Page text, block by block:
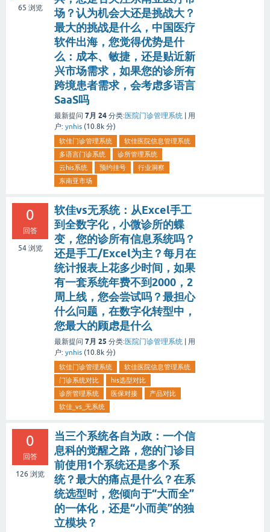
65 浏览
场？认为机会大还是挑战大？
最大的挑战是什么，中国医疗
软件出海，您觉得优势是什
么：成本、敏捷，还是贴近新
兴市场需求，如果您的诊所有
跨境患者需求，会考虑多语言
SaaS吗
最新提问 7月 24 分类:医院门诊管理系统
用
户: ynhis (10.8k 分)
软佳门诊管理系统
软佳医院信息管理系统
多语言门诊系统
诊所管理系统
云his系统
预约挂号
行业洞察
东南亚市场
0
回答
54浏览
软佳vs无系统：从Excel手工
到全数字化，小微诊所的蝶
变，您的诊所有信息系统吗？
还是手工/Excel为主？每月在
统计报表上花多少时间，如果
有一套系统年费不到2000，2
周上线，您会尝试吗？最担心
什么问题，在数字化转型中，
您最大的顾虑是什么
最新提问 7月 25 分类:医院门诊管理系统
用
户: ynhis (10.8k 分)
软佳门诊管理系统
软佳医院信息管理系统
门诊系统对比
his选型对比
诊所管理系统
医保对接
产品对比
软佳_vs_无系统
0
回答
126 浏览
当三个系统各自为政：一个信
息科的觉醒之路，您的门诊目
前使用1个系统还是多个系
统？最大的痛点是什么？在系
统选型时，您倾向于“大而全”
的一体化，还是“小而美”的独
立模块？